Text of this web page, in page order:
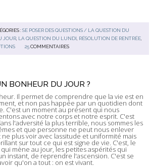
:SE POSER DES QUESTIONS / LA QUESTION DU
JOUR LA QUESTION DU LUNDI RÉSOLUTION DE RENTRÉE
25 COMMENTAIRES
BONHEUR DU JOUR ?
Il permet de comprendre que la vie est en
et non pas happée par un quotidien dont
C'est un moment au présent qui nous
avec notre corps et notre esprit. C'est
l'adversité la plus terrible, nous sommes les
et que personne ne peut nous enlever
plus voir avec lassitude et uniformité mais
sur tout ce qui est signe de vie. C'est, le
mène au jour, les petites aspérités qui
instant, de reprendre l'ascension. C'est se
qu'on a tout : on est vivant.